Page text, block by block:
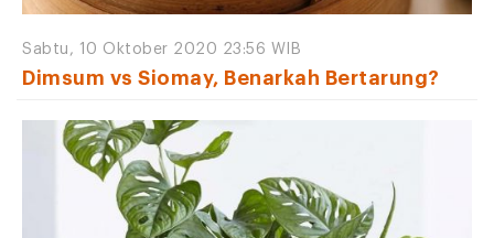
Sabtu, 10 Oktober 2020 23:56 WIB
Dimsum vs Siomay, Benarkah Bertarung?